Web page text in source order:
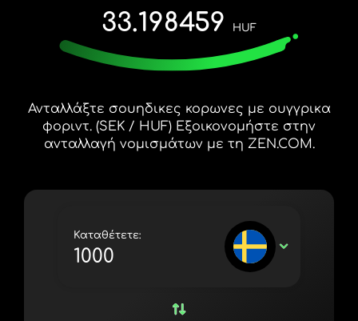
España (Español)
France (Français)
Italia (Italiano)
Κύπρος (Ελληνικά)
Malta (English)
Norge (Norsk bokmål)
Κάρτες και προγράμματα
Προγραμματιστές
ΔΩΡΕΆΝ ΔΟΚΙΜΉ
ΚΈΝΤΡΟ ΒΟΉΘΕΙΑΣ
33.198459 HUF
Ανταλλάξτε σουηδικες κορωνες με ουγγρικα
φοριντ. (SEK / HUF) Εξοικονομήστε στην
ανταλλαγή νομισμάτων με τη ZEN.COM.
Καταθέτετε:
SEK